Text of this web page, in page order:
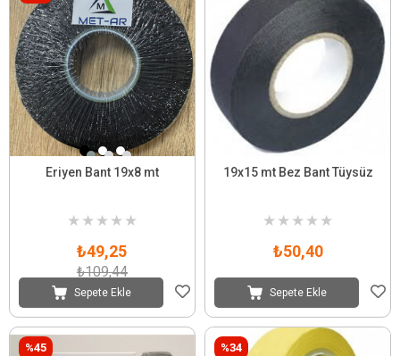
Eriyen Bant 19x8 mt
★ ★ ★ ★ ★
₺49,25
₺109,44
Sepete Ekle
19x15 mt Bez Bant Tüysüz
★ ★ ★ ★ ★
₺50,40
Sepete Ekle
%45 %34